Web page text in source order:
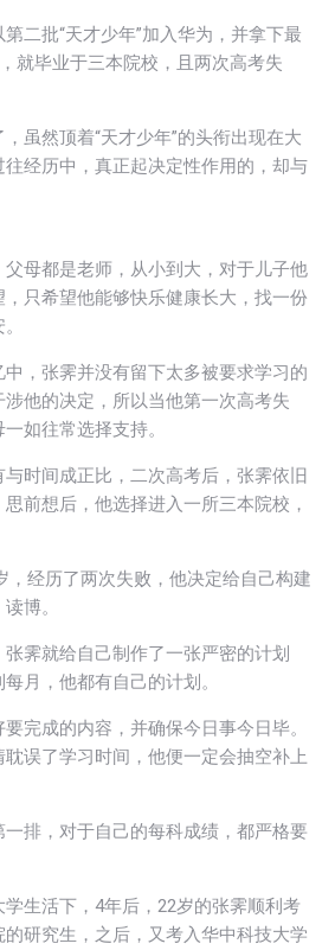
二批“天才少年”加入华为，并拿下最
就毕业于三本院校，且两次高考失
虽然顶着“天才少年”的头衔出现在大
经历中，真正起决定性作用的，却与
母都是老师，从小到大，对于儿子他
只希望他能够快乐健康长大，找一份
，张霁并没有留下太多被要求学习的
他的决定，所以当他第一次高考失
如往常选择支持。
时间成正比，二次高考后，张霁依旧
前想后，他选择进入一所三本院校，
，经历了两次失败，他决定给自己构建
博。
霁就给自己制作了一张严密的计划
月，他都有自己的计划。
完成的内容，并确保今日事今日毕。
误了学习时间，他便一定会抽空补上
排，对于自己的每科成绩，都严格要
生活下，4年后，22岁的张霁顺利考
研究生，之后，又考入华中科技大学